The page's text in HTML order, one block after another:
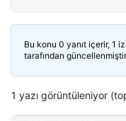
Bu konu 0 yanıt içerir, 1
tarafından
1 yazı görüntüleniyor